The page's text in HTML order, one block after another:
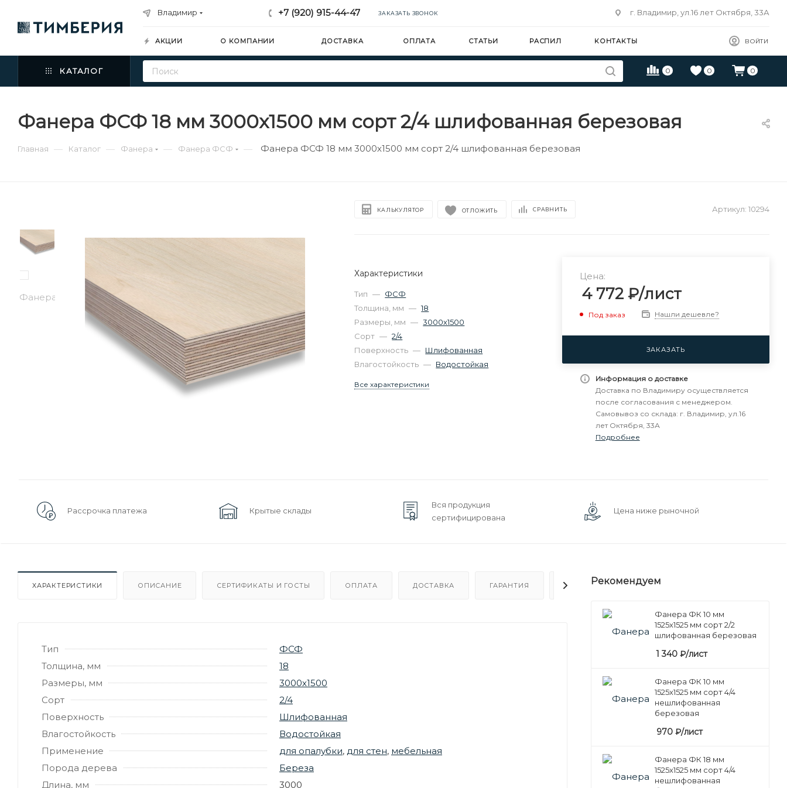
Владимир +7 (920) 915-44-47 ЗАКАЗАТЬ ЗВОНОК г. Владимир, ул.16 лет Октября, 33А
ВОЙТИ
АКЦИИ О КОМПАНИИ ДОСТАВКА ОПЛАТА СТАТЬИ РАСПИЛ КОНТАКТЫ
0 0 0
КАТАЛОГ
Фанера ФСФ 18 мм 3000х1500 мм сорт 2/4 шлифованная березовая
Главная — Каталог — Фанера — Фанера ФСФ — Фанера ФСФ 18 мм 3000х1500 мм сорт 2/4 шлифованная березовая
КАЛЬКУЛЯТОР ОТЛОЖИТЬ СРАВНИТЬ Артикул: 10294
Характеристики
Тип — ФСФ
Толщина, мм — 18
Размеры, мм — 3000х1500
Сорт — 2/4
Поверхность — Шлифованная
Влагостойкость — Водостойкая
Все характеристики
Цена:
4 772₽/лист
Под заказ Нашли дешевле?
ЗАКАЗАТЬ
Информация о доставке
Доставка по Владимиру осуществляется
после согласования с менеджером.
Самовывоз со склада: г. Владимир, ул.16
лет Октября, 33А
Подробнее
Рассрочка платежа Крытые склады
Вся продукция
сертифицирована
Цена ниже рыночной
ХАРАКТЕРИСТИКИ ОПИСАНИЕ СЕРТИФИКАТЫ И ГОСТЫ ОПЛАТА ДОСТАВКА ГАРАНТИЯ ОТЗЫВЫ
Тип
ФСФ
Толщина, мм
18
Размеры, мм
3000х1500
Сорт
2/4
Поверхность
Шлифованная
Влагостойкость
Водостойкая
Применение
для опалубки, для стен, мебельная
Порода дерева
Береза
Длина, мм
3000
Рекомендуем
Фанера ФК 10 мм
1525х1525 мм сорт 2/2
шлифованная березовая
1 340 ₽/лист
Фанера ФК 10 мм
1525х1525 мм сорт 4/4
нешлифованная
березовая
970 ₽/лист
Фанера ФК 18 мм
1525х1525 мм сорт 4/4
нешлифованная